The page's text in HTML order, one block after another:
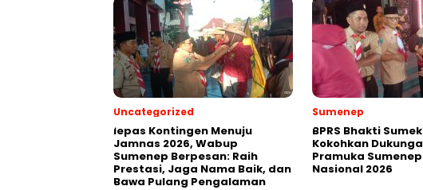
Uncategorized
lepas Kontingen Menuju
Jamnas 2026, Wabup
Sumenep Berpesan: Raih
Prestasi, Jaga Nama Baik, dan
Bawa Pulang Pengalaman
Sumenep
BPRS Bhakti
Kokohkan
Pramuka
Nasional 2026